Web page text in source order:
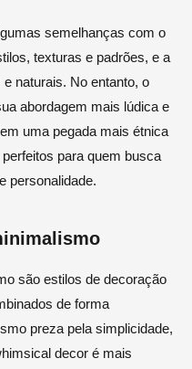
semelhanças com o
texturas e padrões, e a
naturais. No entanto, o
abordagem mais lúdica e
uma pegada mais étnica
para quem busca
personalidade.
são estilos de decoração
de forma
preza pela simplicidade,
decor é mais